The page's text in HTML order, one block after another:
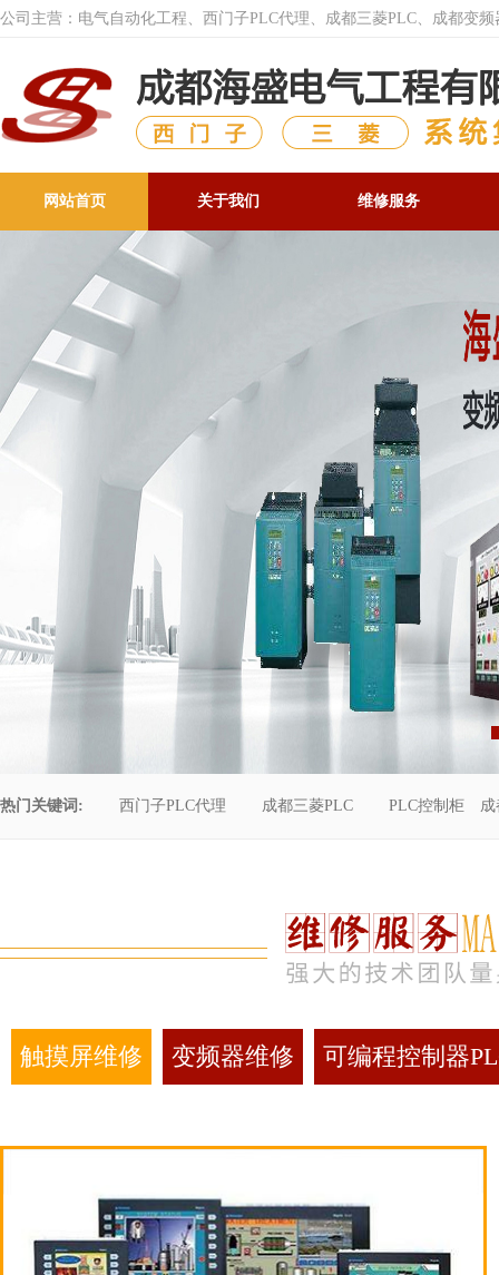
公司主营：电气自动化工程、西门子PLC代理、成都三菱PLC、成都变
网站首页 关于我们 维修服务
热门关键词: 西门子PLC代理 成都三菱PLC PLC控制柜
触摸屏维修 变频器维修 可编程控制器